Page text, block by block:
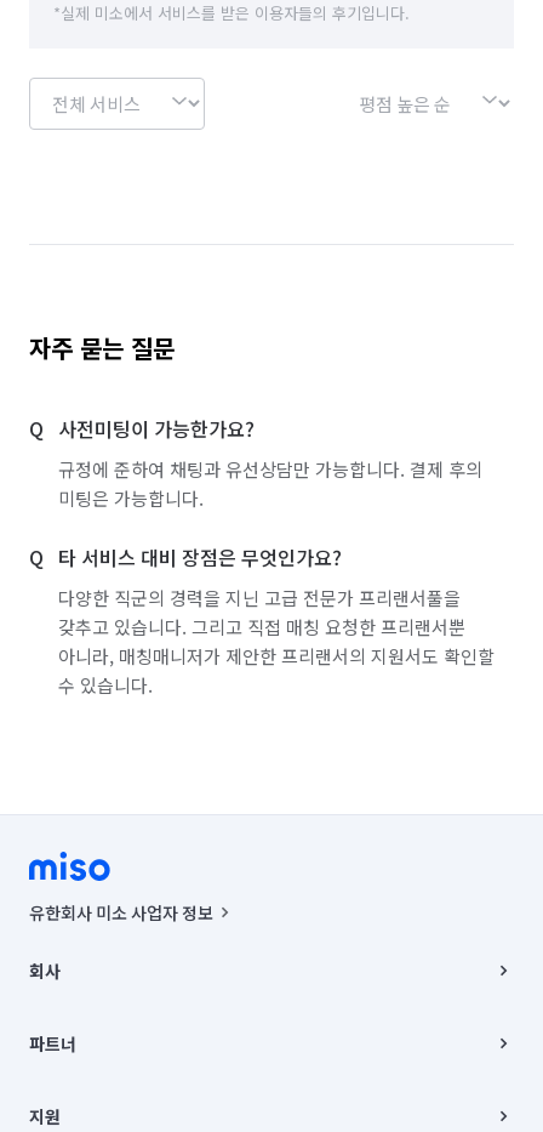
*실제 미소에서 서비스를 받은 이용자들의 후기입니다.
자주 묻는 질문
사전미팅이 가능한가요?
규정에 준하여 채팅과 유선상담만 가능합니다. 결제 후의
미팅은 가능합니다.
타 서비스 대비 장점은 무엇인가요?
다양한 직군의 경력을 지닌 고급 전문가 프리랜서풀을
갖추고 있습니다. 그리고 직접 매칭 요청한 프리랜서뿐
아니라, 매칭매니저가 제안한 프리랜서의 지원서도 확인할
수 있습니다.
유한회사 미소 사업자 정보
00019 |
주소 | 본사: 서울특별시 종로구 율곡로 6(중학동, 트윈트리빌딩) B동 5층
컨택센터 : 서울특별시 종로구 수송동 율곡로 24, 7층, 8층 미소
상품, 상품정보, 거래에 관한 의무와 책임은 거래당사자에게 있습니다.
회사
채용
파트너
이사
지원